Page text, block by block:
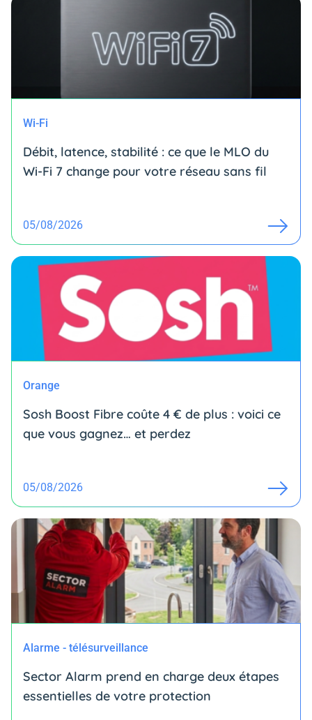
Wi-Fi
Débit, latence, stabilité : ce que le MLO du
Wi-Fi 7 change pour votre réseau sans fil
05/08/2026
Orange
Sosh Boost Fibre coûte 4 € de plus : voici ce
que vous gagnez… et perdez
05/08/2026
Alarme - télésurveillance
Sector Alarm prend en charge deux étapes
essentielles de votre protection